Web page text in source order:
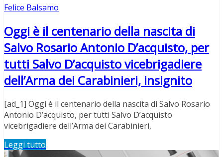
Felice Balsamo
Oggi è il centenario della nascita di
Salvo Rosario Antonio D’acquisto, per
tutti Salvo D’acquisto vicebrigadiere
dell’Arma dei Carabinieri, insignito
[ad_1] Oggi è il centenario della nascita di Salvo Rosario
Antonio D’acquisto, per tutti Salvo D’acquisto
vicebrigadiere dell’Arma dei Carabinieri,
Leggi tutto